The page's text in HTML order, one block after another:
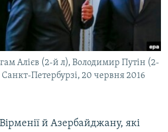
КРИМУ
Алієв (2-й л), Володимир Путін (2-
Санкт-Петербурзі, 20 червня 2016
й Азербайджану, які